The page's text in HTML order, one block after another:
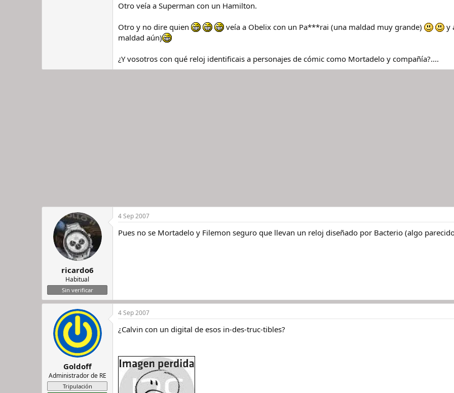
Otro veía a Superman con un Hamilton.
Otro y no dire quien veía a Obelix con un Pa***rai (una maldad muy grande)
y
maldad aún)
¿Y vosotros con qué reloj identificais a personajes de cómic como Mortadelo y compañía?....
ricardo6
Habitual
Sin verificar
4 Sep 2007
Pues no se Mortadelo y Filemon seguro que llevan un reloj diseñado por Bacterio (algo
Goldoff
Administrador de RE
Tripulación
4 Sep 2007
¿Calvin con un digital de esos in-des-truc-tibles?